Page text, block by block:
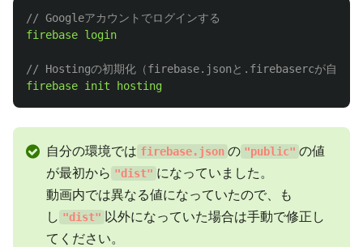
// Googleアカウントでログインする
firebase login
// Hostingの初期化（firebase.jsonと.firebasercが自動生
firebase init hosting
自分の環境では firebase.json の "public" の値
が最初から "dist" になっていました。
動画内では異なる値になっていたので、も
し "dist" 以外になっていた場合は手動で修正し
てください。